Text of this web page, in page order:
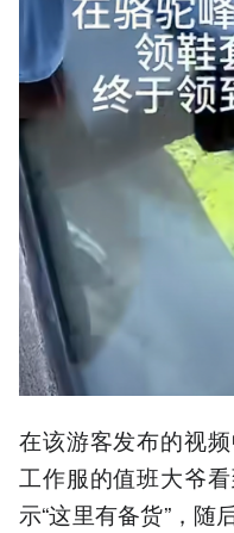
在该游客发布的视
工作服的值班大爷
示“这里有备货”，随